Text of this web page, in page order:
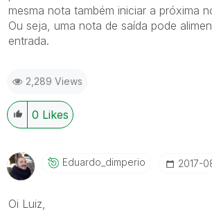
mesma nota também iniciar a próxima
Ou seja, uma nota de saída pode
entrada.
2,289 Views
0 Likes
Eduardo_dimperiO ‎2017-
Oi Luiz,